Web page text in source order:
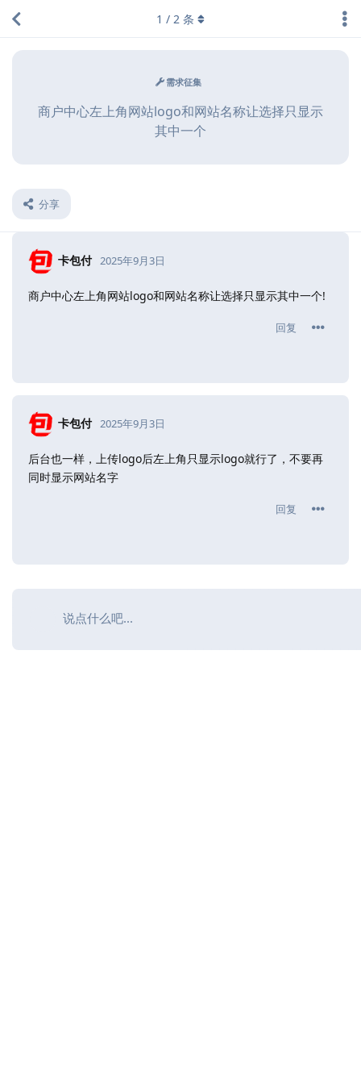
需求征集
商户中心左上角网站logo和网站名称让选择只显示
其中一个
分享
1 / 2 条
卡包付 2025年9月3日
商户中心左上角网站logo和网站名称让选择只显示其中一个!
回复
卡包付 2025年9月3日
后台也一样，上传logo后左上角只显示logo就行了，不要再
同时显示网站名字
回复
说点什么吧...